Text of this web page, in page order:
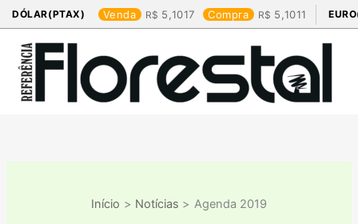
DÓLAR(PTAX) Venda 5,1017 Compra 5,1011
para
conteúdo
Início Notícias Agenda 2019